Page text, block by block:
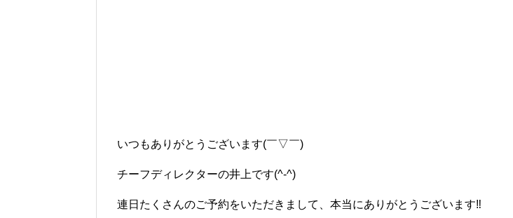
いつもありがとうございます(￣▽￣)
チーフディレクターの井上です(^-^)
連日たくさんのご予約をいただきまして、本当にありがとうございます‼︎